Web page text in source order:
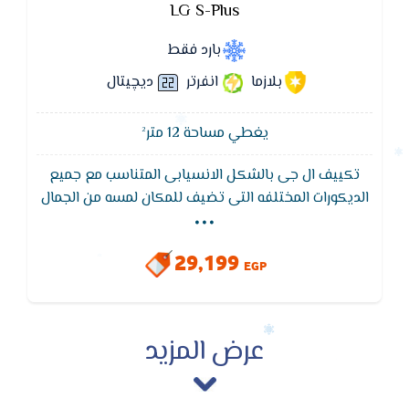
LG S-Plus
بارد فقط
بلازما
انفرتر ديچيتال
يغطي مساحة 12 متر²
تكييف ال جى بالشكل الانسيابى المتناسب مع جميع
الديكورات المختلفه التى تضيف للمكان لمسه من الجمال
,يتميز تكييف ال جي بفلاتر منقية للاتربة والتى تعمل
ملوثات
...
29,199 EGP
عرض المزيد